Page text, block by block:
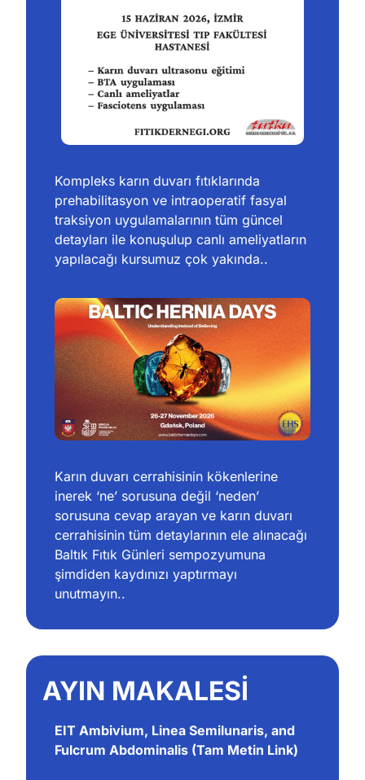
Kompleks karın duvarı fıtıklarında
prehabilitasyon ve intraoperatif fasyal
traksiyon uygulamalarının tüm güncel
detayları ile konuşulup canlı ameliyatların
yapılacağı kursumuz çok yakında..
Karın duvarı cerrahisinin kökenlerine
inerek ‘ne’ sorusuna değil ‘neden’
sorusuna cevap arayan ve karın duvarı
cerrahisinin tüm detaylarının ele alınacağı
Baltık Fıtık Günleri sempozyumuna
şimdiden kaydınızı yaptırmayı
unutmayın..
AYIN MAKALESİ
EIT Ambivium, Linea Semilunaris, and
Fulcrum Abdominalis (Tam Metin Link)